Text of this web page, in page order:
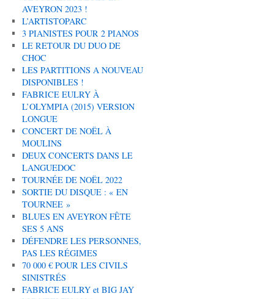
AVEYRON 2023 !
L’ARTISTOPARC
3 PIANISTES POUR 2 PIANOS
LE RETOUR DU DUO DE
CHOC
LES PARTITIONS A NOUVEAU
DISPONIBLES !
FABRICE EULRY À
L’OLYMPIA (2015) VERSION
LONGUE
CONCERT DE NOËL À
MOULINS
DEUX CONCERTS DANS LE
LANGUEDOC
TOURNÉE DE NOËL 2022
SORTIE DU DISQUE : « EN
TOURNEE »
BLUES EN AVEYRON FÊTE
SES 5 ANS
DÉFENDRE LES PERSONNES,
PAS LES RÉGIMES
70 000 € POUR LES CIVILS
SINISTRÉS
FABRICE EULRY et BIG JAY